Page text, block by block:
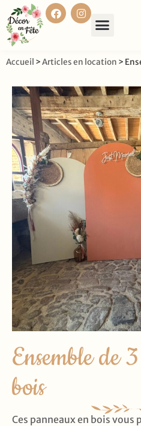
Accueil >Articles en location >
Ensemble de
bois
Ces panneaux en bois